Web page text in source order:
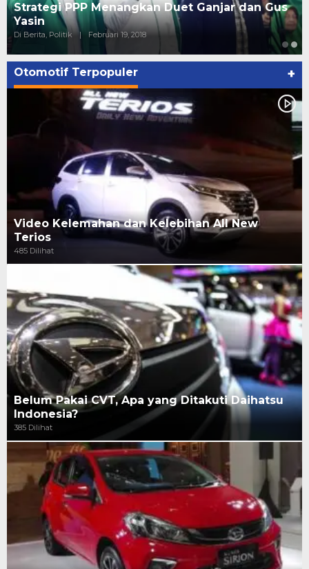
Strategi PPP Menangkan Duet Ganjar dan Gus
Yasin
Di Berita, Politik | Februari 19, 2018
Otomotif Terpopuler +
Video Kelemahan dan Kelebihan All New
Terios
485 Dilihat
Belum Pakai CVT, Apa yang Ditakuti Daihatsu
Indonesia?
385 Dilihat